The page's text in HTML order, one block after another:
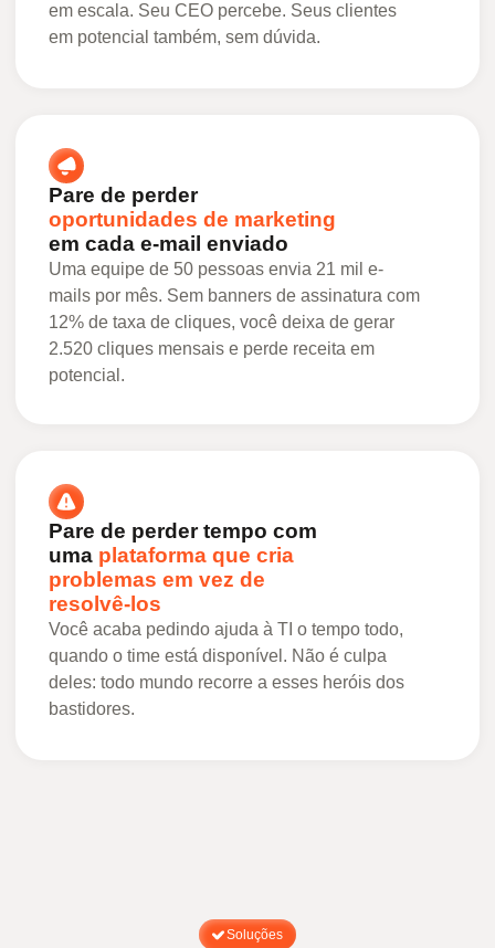
em escala. Seu CEO percebe. Seus clientes
em potencial também, sem dúvida.
Pare de perder
oportunidades de marketing
em cada e-mail enviado
Uma equipe de 50 pessoas envia 21 mil e-
mails por mês. Sem banners de assinatura com
12% de taxa de cliques, você deixa de gerar
2.520 cliques mensais e perde receita em
potencial.
Pare de perder tempo com
uma plataforma que cria
problemas em vez de
resolvê-los
Você acaba pedindo ajuda à TI o tempo todo,
quando o time está disponível. Não é culpa
deles: todo mundo recorre a esses heróis dos
bastidores.
Soluções